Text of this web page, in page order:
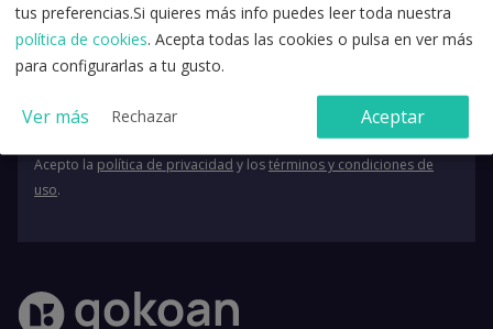
Acepto la política de privacidad y lostérminos y condiciones de
uso.
tus preferencias.Si quieres más info puedes leer toda nuestra
política de cookies. Acepta todas las cookies o pulsa en ver más
para configurarlas a tu gusto.
Ver más Rechazar Aceptar